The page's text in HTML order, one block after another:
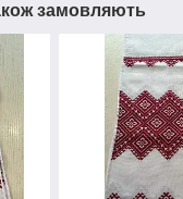
замовляють